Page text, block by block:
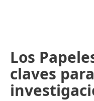
Los
claves